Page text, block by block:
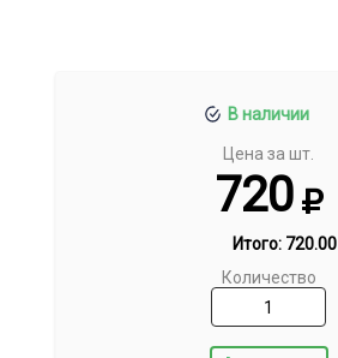
В наличии
Цена за шт.
720
Итого: 720.00
Количество